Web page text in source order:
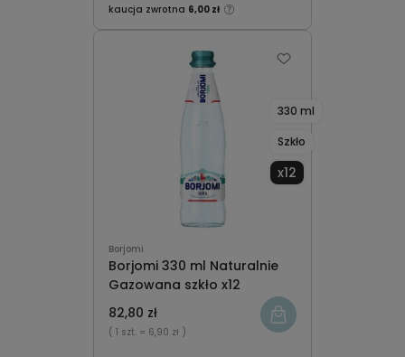
kaucja zwrotna 6,00 zł
Borjomi
Borjomi 330 ml Naturalnie
Gazowana szkło x12
330 ml
Szkło
x12
82,80 zł
( 1 szt. = 6,90 zł )